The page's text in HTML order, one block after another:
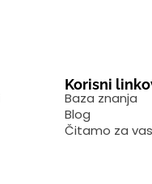
Korisni
Baza znanja
Blog
Čitamo za vas